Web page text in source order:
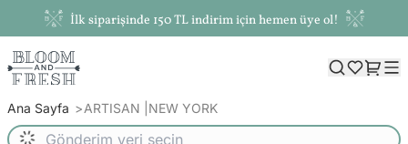
İlk siparişinde 150 TL indirim için hemen üye ol!
Ana Sayfa ARTISAN |NEW YORK